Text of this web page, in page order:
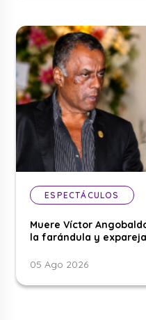
ESPECTÁCULOS
Muere Víctor
la farándula y
05 Ago 2026